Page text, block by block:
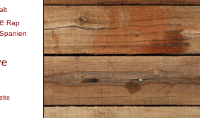
Rap
Spanien